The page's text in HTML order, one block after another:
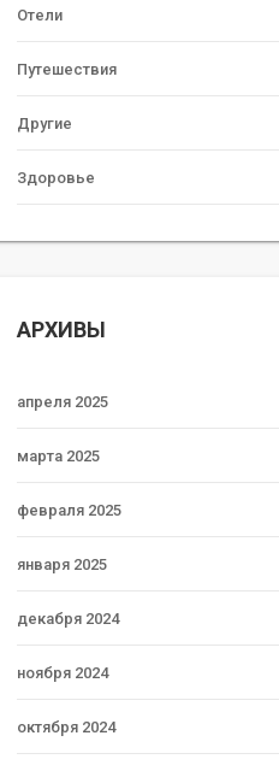
Отели
Путешествия
Другие
Здоровье
АРХИВЫ
апреля 2025
марта 2025
февраля 2025
января 2025
декабря 2024
ноября 2024
октября 2024